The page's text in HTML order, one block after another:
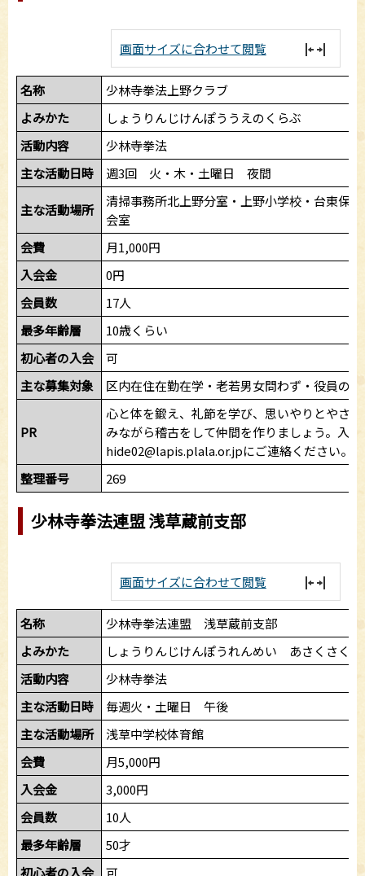
画面サイズに合わせて閲覧
名称
少林寺拳法上野クラブ
よみかた
しょうりんじけんぽううえのくらぶ
活動内容
少林寺拳法
主な活動日時
週3回 火・木・土曜日 夜間
主な活動場所
清掃事務所北上野分室・上野小学校・台東保
会室
会費
月1,000円
入会金
0円
会員数
17人
最多年齢層
10歳くらい
初心者の入会
可
主な募集対象
区内在住在勤在学・老若男女問わず・役員の
PR
心と体を鍛え、礼節を学び、思いやりとやさ
みながら稽古をして仲間を作りましょう。入
hide02@lapis.plala.or.jpにご連絡ください。
整理番号
269
少林寺拳法連盟 浅草蔵前支部
画面サイズに合わせて閲覧
名称
少林寺拳法連盟 浅草蔵前支部
よみかた
しょうりんじけんぽうれんめい あさくさく
活動内容
少林寺拳法
主な活動日時
毎週火・土曜日 午後
主な活動場所
浅草中学校体育館
会費
月5,000円
入会金
3,000円
会員数
10人
最多年齢層
50才
初心者の入会
可